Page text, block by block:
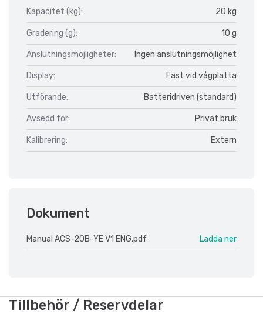
Kapacitet (kg): 20 kg
Gradering (g): 10 g
Anslutningsmöjligheter: Ingen anslutningsmöjlighet
Display: Fast vid vågplatta
Utförande: Batteridriven (standard)
Avsedd för: Privat bruk
Kalibrering: Extern
Dokument
Manual ACS-20B-YE V1 ENG.pdf Ladda ner
Tillbehör / Reservdelar